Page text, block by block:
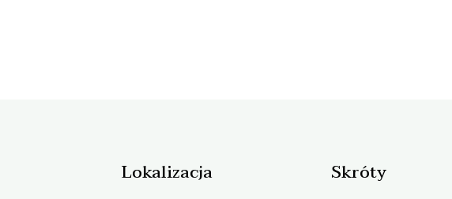
Lokalizacja Skróty